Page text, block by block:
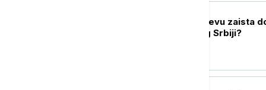
Šta Beogradu i Kijevu zaista
poseta Zelenskog Srbiji?